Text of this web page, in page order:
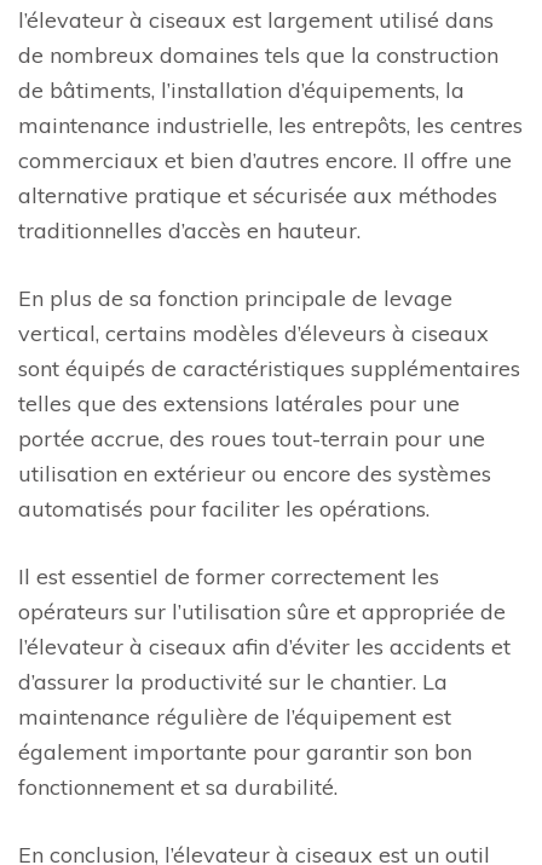
l’élevateur à ciseaux est largement utilisé dans
de nombreux domaines tels que la construction
de bâtiments, l’installation d’équipements, la
maintenance industrielle, les entrepôts, les centres
commerciaux et bien d’autres encore. Il offre une
alternative pratique et sécurisée aux méthodes
traditionnelles d’accès en hauteur.
En plus de sa fonction principale de levage
vertical, certains modèles d’éleveurs à ciseaux
sont équipés de caractéristiques supplémentaires
telles que des extensions latérales pour une
portée accrue, des roues tout-terrain pour une
utilisation en extérieur ou encore des systèmes
automatisés pour faciliter les opérations.
Il est essentiel de former correctement les
opérateurs sur l’utilisation sûre et appropriée de
l’élevateur à ciseaux afin d’éviter les accidents et
d’assurer la productivité sur le chantier. La
maintenance régulière de l’équipement est
également importante pour garantir son bon
fonctionnement et sa durabilité.
En conclusion, l’élevateur à ciseaux est un outil